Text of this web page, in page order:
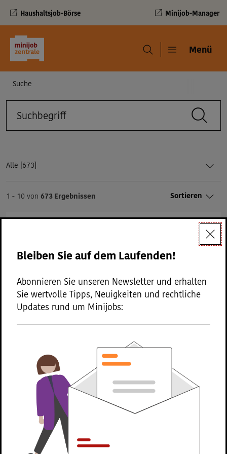
Haushaltsjob-Börse Minijob-Manager
Navigation und Service
Menü Menü
Navigationspfad
Suche
Suche
Alle [ Ergebnisse::
673]
1 - 10 von 673 Ergebnissen Sortieren
Suchergebnisse
Formulare
Minijob-Checker für Haushalte
Bleiben Sie auf dem Laufenden!
Abonnieren Sie unseren Newsletter und erhalten
Sie wertvolle Tipps, Neuigkeiten und rechtliche
Updates rund um Minijobs: